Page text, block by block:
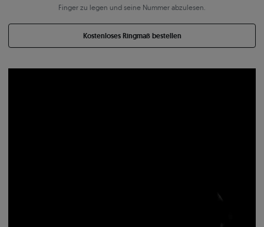
Finger zu legen und seine Nummer abzulesen.
Kostenloses Ringmaß bestellen